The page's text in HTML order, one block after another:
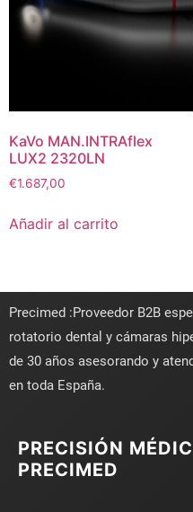
KaVo MAN.INTRAflex
LUX2 2320LN
€1.687,00
Añadir al carrito
Precimed :Proveedor B2B
rotatorio dental y cámaras
de 30 años asesorando y
en toda España.
PRECISIÓN
PRECIMED